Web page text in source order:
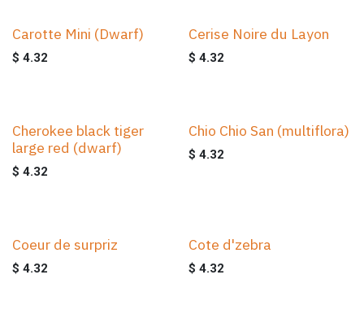
Carotte Mini (Dwarf)
$ 4.32
Cerise Noire du Layon
$ 4.32
Cherokee black tiger
large red (dwarf)
$ 4.32
Chio Chio San (multiflora)
$ 4.32
Coeur de surpriz
$ 4.32
Cote d'zebra
$ 4.32